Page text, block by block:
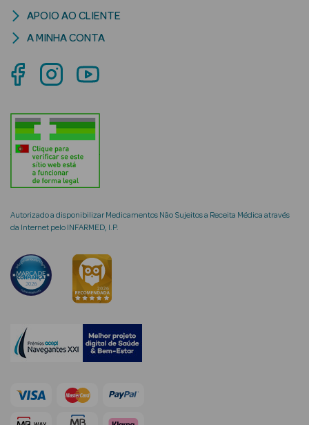
Rosto
Lábios
Solares Bebé e
Cosmética
Rosto
Hidratantes
Séruns Faciais
Anti-
envelhecimento
Autorizado a disponibilizar Medicamentos Não Sujeitos a Receita Médica através
da Internet pelo INFARMED, I.P.
APOIO AO CLIENTE
A MINHA CONTA